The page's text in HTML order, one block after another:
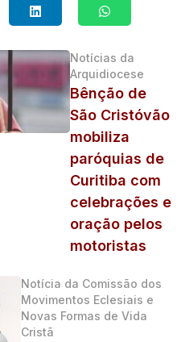
Notícias da
Arquidiocese
Bênção de
São Cristóvão
mobiliza
paróquias de
Curitiba com
celebrações e
oração pelos
motoristas
Notícia da Comissão dos
Movimentos Eclesiais e
Novas Formas de Vida
Cristã